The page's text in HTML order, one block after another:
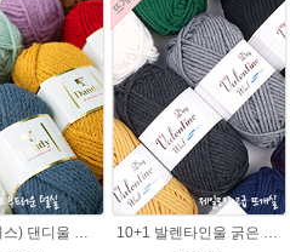
(10+1서비스) 댄디울 뜨개실 프리미어울 뜨개질실 목도리뜨개질실
10+1 발렌타인울 굵은 뜨개실/뜨개질실/손뜨개실/목도리털실/제일모직뜨개실